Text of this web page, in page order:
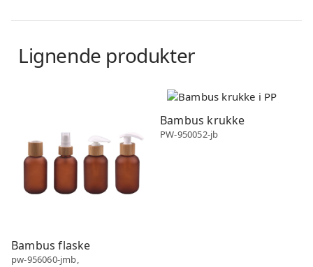
Lignende produkter
Bambus flaske
pw-956060-jmb,
Bambus krukke
PW-950052-jb
Bambus